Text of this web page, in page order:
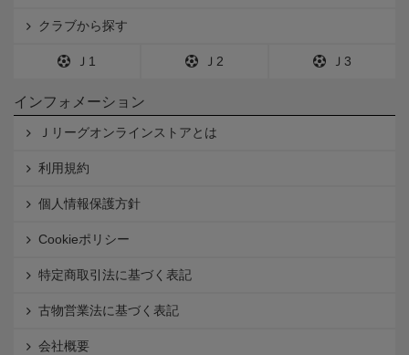
クラブから探す
Ｊ1 Ｊ2 Ｊ3
インフォメーション
Ｊリーグオンラインストアとは
利用規約
個人情報保護方針
Cookieポリシー
特定商取引法に基づく表記
古物営業法に基づく表記
会社概要